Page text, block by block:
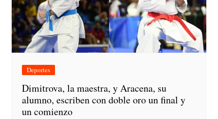
Deportes
Dimitrova, la maestra, y Aracena, su
alumno, escriben con doble oro un final y
un comienzo